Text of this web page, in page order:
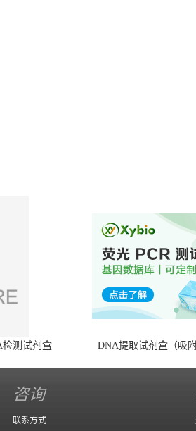
测试剂盒 DNA提取试剂盒（吸附
咨询
联系方式